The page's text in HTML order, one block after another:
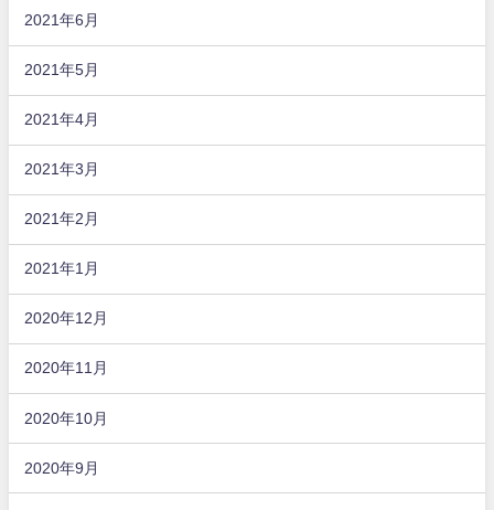
2021年6月
2021年5月
2021年4月
2021年3月
2021年2月
2021年1月
2020年12月
2020年11月
2020年10月
2020年9月